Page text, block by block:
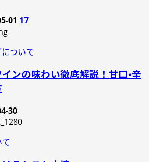
01 17
ついて
ンの味わい徹底解説！甘口・辛
30